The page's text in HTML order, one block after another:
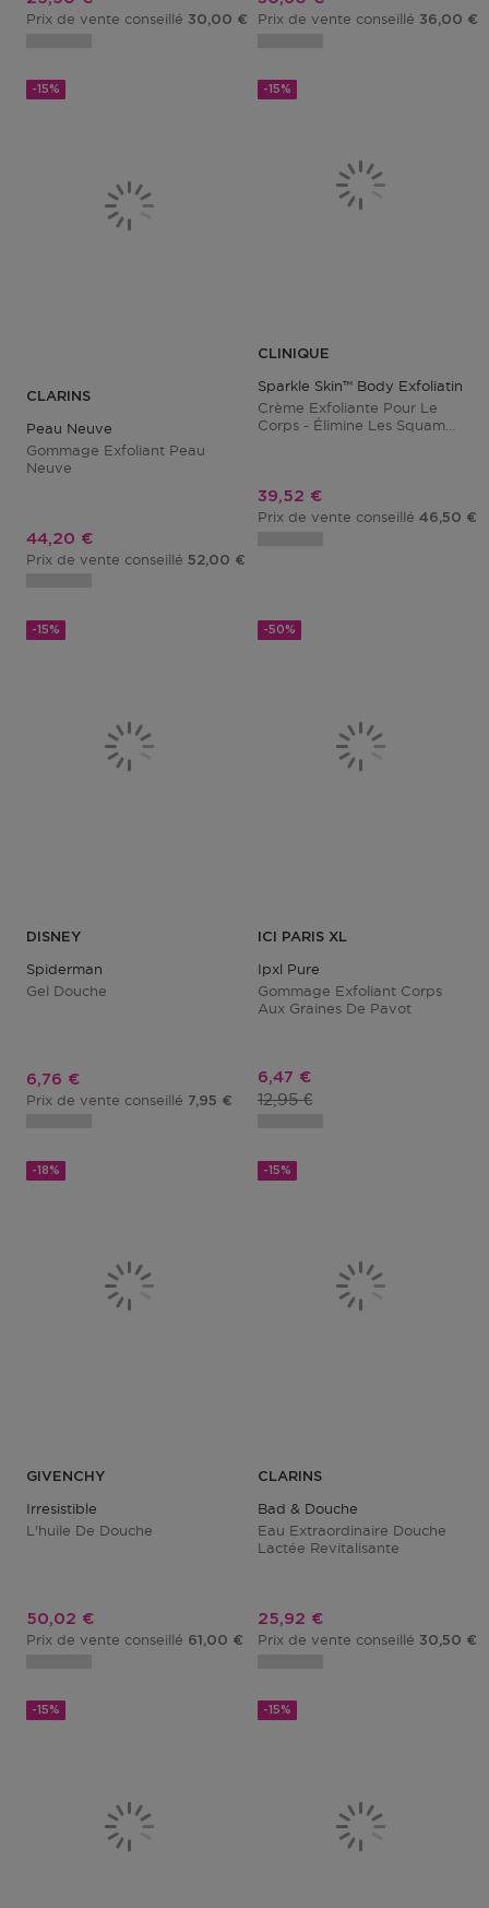
Prix de vente conseillé 30,00 € Prix de vente conseillé 36,00 €
-15%
CLARINS
Peau Neuve
Gommage Exfoliant Peau
Neuve
Prix promotionnel
44,20 €
Prix de vente conseillé 52,00 €
-15%
CLINIQUE
Sparkle Skin™ Body Exfoliating
Crème Exfoliante Pour Le
Corps - Élimine Les Squames
Prix promotionnel
39,52 €
Prix de vente conseillé 46,50 €
-15%
DISNEY
Spiderman
Gel Douche
Prix promotionnel
6,76 €
Prix de vente conseillé 7,95 €
-50%
ICI PARIS XL
Ipxl Pure
Gommage Exfoliant Corps
Aux Graines De Pavot
Prix promotionnel
6,47 €
Prix du produit
12,95 €
-18%
GIVENCHY
Irresistible
L'huile De Douche
Prix promotionnel
50,02 €
Prix de vente conseillé 61,00 €
-15%
CLARINS
Bad & Douche
Eau Extraordinaire Douche
Lactée Revitalisante
Prix promotionnel
25,92 €
Prix de vente conseillé 30,50 €
-15% -15%